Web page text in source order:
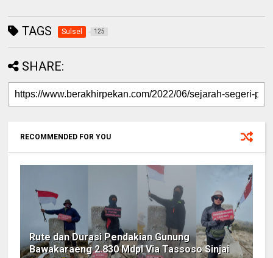
TAGS Sulsel 125
SHARE:
RECOMMENDED FOR YOU
Rute dan Durasi Pendakian Gunung
Bawakaraeng 2.830 Mdpl Via Tassoso Sinjai